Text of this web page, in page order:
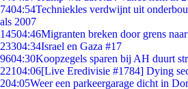
7404:54Techniekles verdwijnt uit
als 2007
14504:46Migranten breken door grens
23304:34Israel en Gaza #17
9604:30Koopzegels sparen bij AH duurt
22104:06[Live Eredivisie #1784] Dying
204:05Weer een parkeergarage dicht in